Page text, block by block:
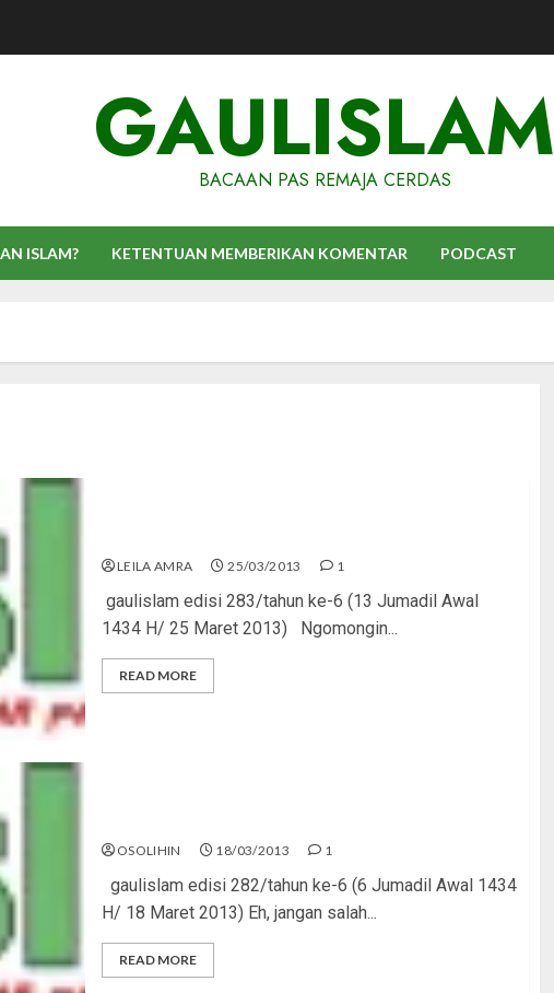
GAULISLAM
BACAAN PAS REMAJA CERDAS
ISLAM? KETENTUAN MEMBERIKAN KOMENTAR PODCAST
LEILA AMRA 25/03/2013 1
gaulislam edisi 283/tahun ke-6 (13 Jumadil Awal
1434 H/ 25 Maret 2013) Ngomongin...
READ MORE
OSOLIHIN 18/03/2013 1
gaulislam edisi 282/tahun ke-6 (6 Jumadil Awal 1434
H/ 18 Maret 2013) Eh, jangan salah...
READ MORE